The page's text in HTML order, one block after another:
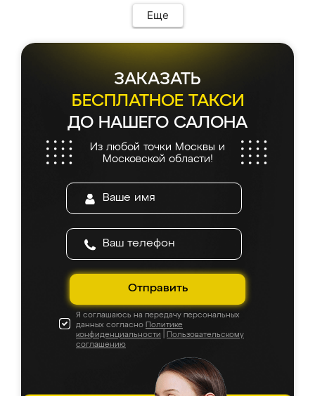
Еще
ЗАКАЗАТЬ
БЕСПЛАТНОЕ ТАКСИ
ДО НАШЕГО САЛОНА
Из любой точки Москвы и
Московской области!
Отправить
Я соглашаюсь на передачу персональных
данных согласно Политике
конфиденциальности
Пользовательскому
соглашению